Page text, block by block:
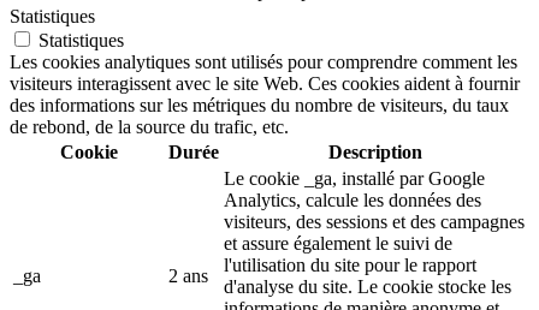
Statistiques
Statistiques
Les cookies analytiques sont utilisés pour comprendre comment les
visiteurs interagissent avec le site Web. Ces cookies aident à fournir
des informations sur les métriques du nombre de visiteurs, du taux
de rebond, de la source du trafic, etc.
Cookie
Durée Description
_ga 2 ans
Le cookie _ga, installé par Google
Analytics, calcule les données des
visiteurs, des sessions et des campagnes
et assure également le suivi de
l'utilisation du site pour le rapport
d'analyse du site. Le cookie stocke les